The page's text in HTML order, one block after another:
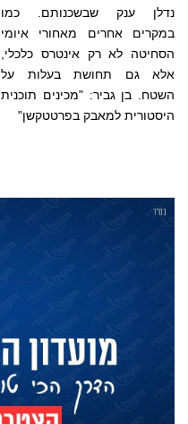
נדלן ענק שבשכנותם. כמו
במקרים אחרים מאחורי איומי
הסחיטה לא רק אינטרס כלכלי,
אלא גם תחושת בעלות על
השטח. בן גביר: "מכינים תוכנית
היסטורית למאבק בפרטטקשן"